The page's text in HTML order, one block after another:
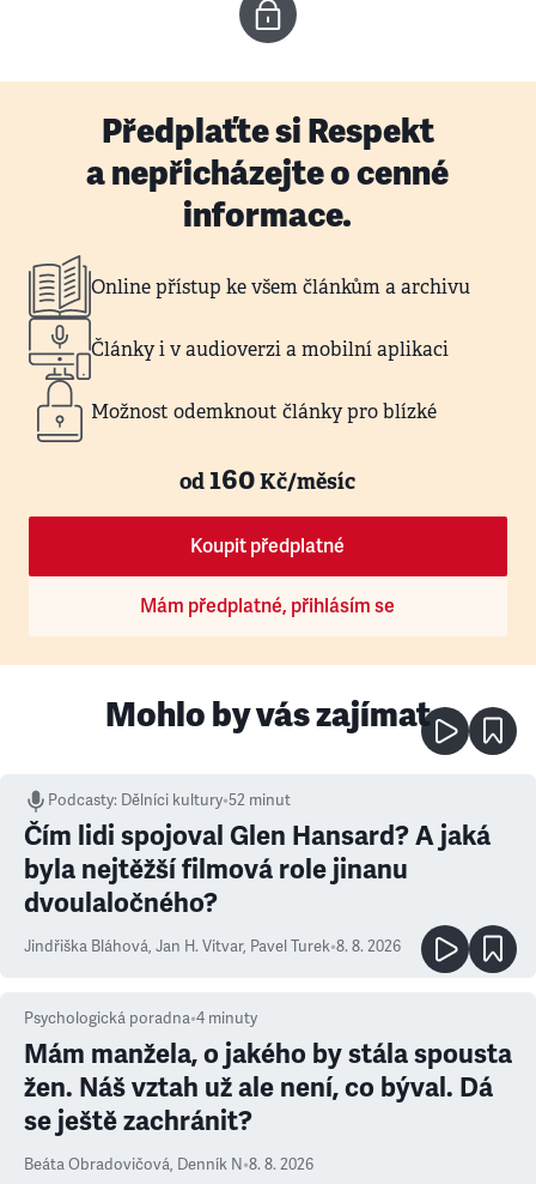
Předplaťte si Respekt
a nepřicházejte o cenné
informace.
Online přístup ke všem článkům a archivu
Články i v audioverzi a mobilní aplikaci
Možnost odemknout články pro blízké
od160Kč/měsíc
Koupit předplatné
Mám předplatné, přihlásím se
Mohlo by vás zajímat
Podcasty: Dělníci kultury•52 minut
Čím lidi spojoval Glen Hansard? A jaká
byla nejtěžší filmová role jinanu
dvoulaločného?
Jindřiška Bláhová, Jan H. Vitvar, Pavel Turek•8. 8. 2026
Psychologická poradna•4 minuty
Mám manžela, o jakého by stála spousta
žen. Náš vztah už ale není, co býval. Dá
se ještě zachránit?
Beáta Obradovičová, Denník N•8. 8. 2026